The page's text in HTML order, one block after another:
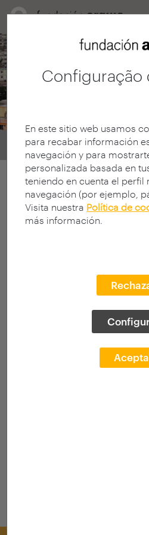
Configuração
En este sitio web usamos
para recabar información
navegación y para
personalizada basada en
teniendo en cuenta el perfil
navegación (por ejemplo,
Visita nuestra Política de
más información.
Notícias
Home Mediateca Filmoteca
< Selecionar filtros